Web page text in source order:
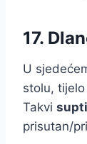
17.
U
stolu,
Takvi
prisutan/